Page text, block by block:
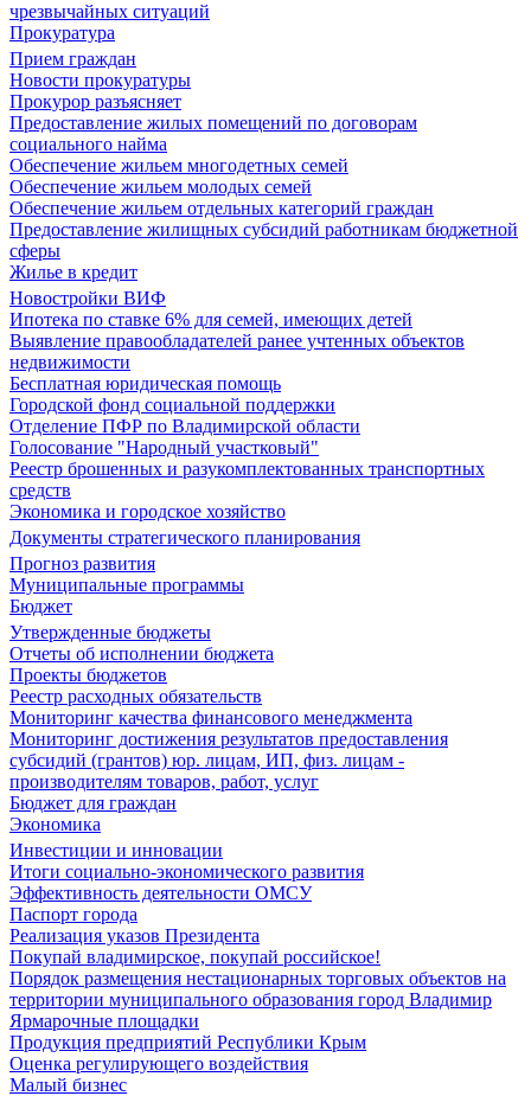
чрезвычайных ситуаций
Прокуратура
Прием граждан
Новости прокуратуры
Прокурор разъясняет
Предоставление жилых помещений по договорам
социального найма
Обеспечение жильем многодетных семей
Обеспечение жильем молодых семей
Обеспечение жильем отдельных категорий граждан
Предоставление жилищных субсидий работникам бюджетной
сферы
Жилье в кредит
Новостройки ВИФ
Ипотека по ставке 6% для семей, имеющих детей
Выявление правообладателей ранее учтенных объектов
недвижимости
Бесплатная юридическая помощь
Городской фонд социальной поддержки
Отделение ПФР по Владимирской области
Голосование "Народный участковый"
Реестр брошенных и разукомплектованных транспортных
средств
Экономика и городское хозяйство
Документы стратегического планирования
Прогноз развития
Муниципальные программы
Бюджет
Утвержденные бюджеты
Отчеты об исполнении бюджета
Проекты бюджетов
Реестр расходных обязательств
Мониторинг качества финансового менеджмента
Мониторинг достижения результатов предоставления
субсидий (грантов) юр. лицам, ИП, физ. лицам -
производителям товаров, работ, услуг
Бюджет для граждан
Экономика
Инвестиции и инновации
Итоги социально-экономического развития
Эффективность деятельности ОМСУ
Паспорт города
Реализация указов Президента
Покупай владимирское, покупай российское!
Порядок размещения нестационарных торговых объектов на
территории муниципального образования город Владимир
Ярмарочные площадки
Продукция предприятий Республики Крым
Оценка регулирующего воздействия
Малый бизнес